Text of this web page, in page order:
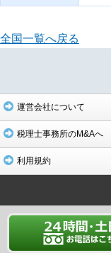
全国一覧へ戻る
運営会社について
税理士事務所のM&Aへ
利用規約